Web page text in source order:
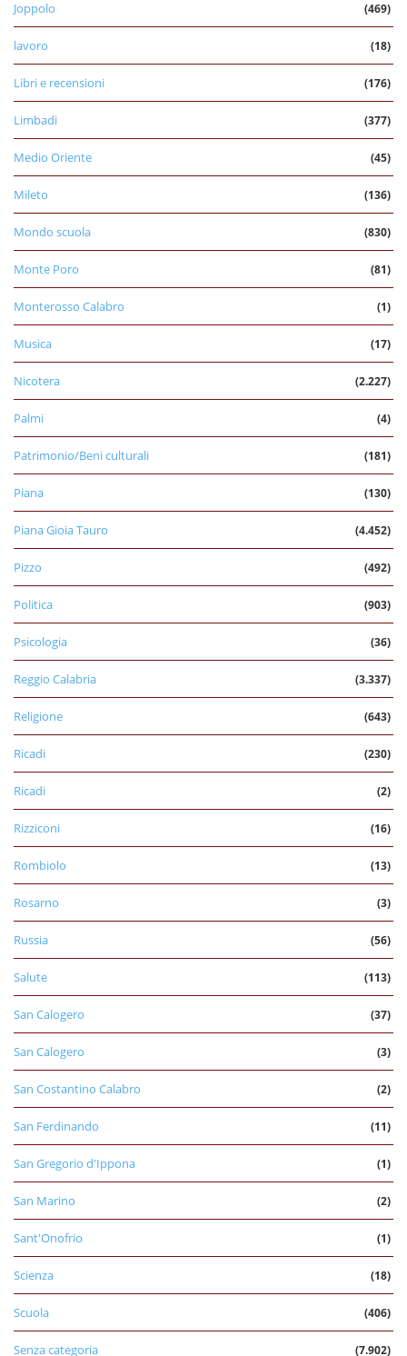
Joppolo (469)
lavoro (18)
Libri e recensioni (176)
Limbadi (377)
Medio Oriente (45)
Mileto (136)
Mondo scuola (830)
Monte Poro (81)
Monterosso Calabro (1)
Musica (17)
Nicotera (2.227)
Palmi (4)
Patrimonio/Beni culturali (181)
Piana (130)
Piana Gioia Tauro (4.452)
Pizzo (492)
Politica (903)
Psicologia (36)
Reggio Calabria (3.337)
Religione (643)
Ricadi (230)
Ricadi (2)
Rizziconi (16)
Rombiolo (13)
Rosarno (3)
Russia (56)
Salute (113)
San Calogero (37)
San Calogero (3)
San Costantino Calabro (2)
San Ferdinando (11)
San Gregorio d'Ippona (1)
San Marino (2)
Sant'Onofrio (1)
Scienza (18)
Scuola (406)
Senza categoria (7.902)